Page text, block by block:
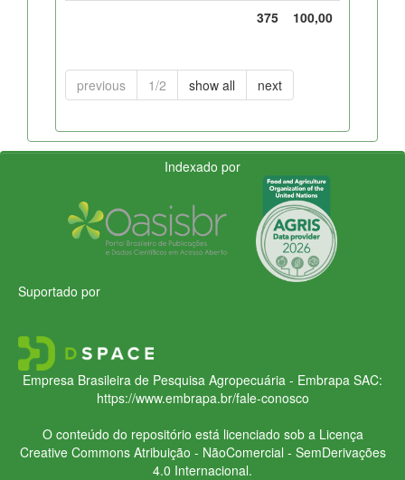
375
100,00
previous 1/2 show all next
Indexado por
Suportado por
Empresa Brasileira de Pesquisa Agropecuária - Embrapa SAC:
https://www.embrapa.br/fale-conosco
O conteúdo do repositório está licenciado sob a Licença
Creative CommonsAtribuição - NãoComercial - SemDerivações
4.0 Internacional.